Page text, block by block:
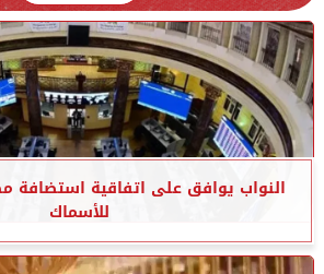
النواب يوافق على اتفاقية استضافة
للأسماك